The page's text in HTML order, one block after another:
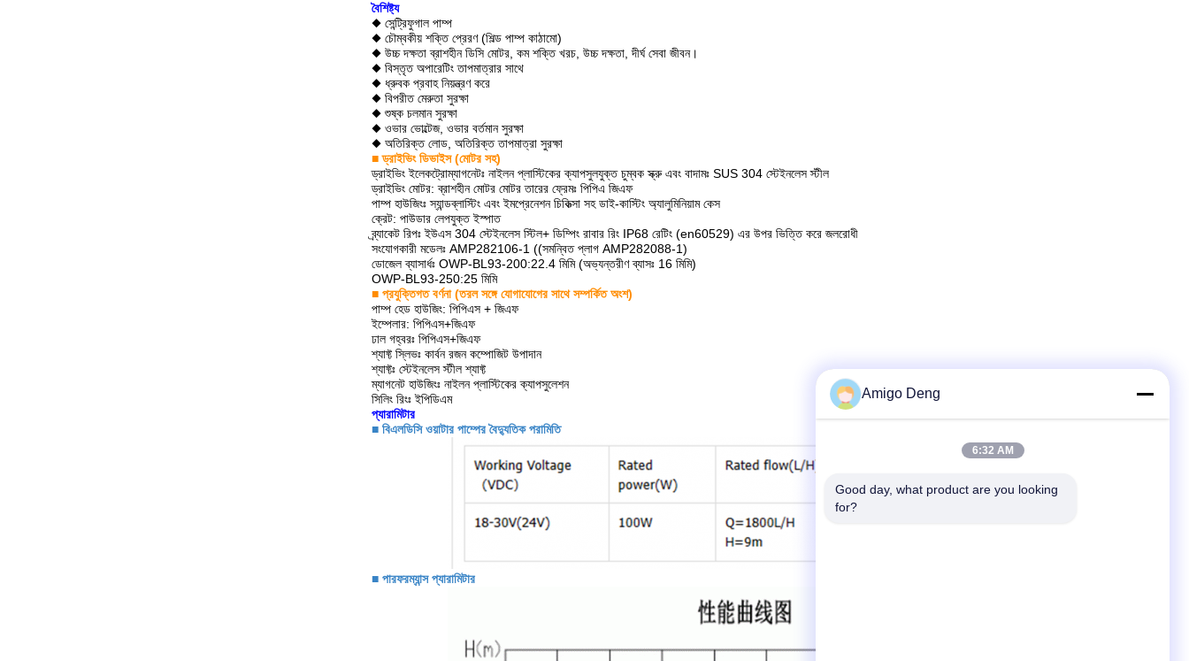
বৈশিষ্ট্য
◆ সেন্ট্রিফুগাল পাম্প
◆ চৌম্বকীয় শক্তি প্রেরণ (শিল্ড পাম্প কাঠামো)
◆ উচ্চ দক্ষতা ব্রাশহীন ডিসি মোটর, কম শক্তি খরচ, উচ্চ দক্ষতা, দীর্ঘ সেবা জীবন।
◆ বিস্তৃত অপারেটিং তাপমাত্রার সাথে
◆ ধ্রুবক প্রবাহ নিয়ন্ত্রণ করে
◆ বিপরীত মেরুতা সুরক্ষা
◆ শুষ্ক চলমান সুরক্ষা
◆ ওভার ভোল্টেজ, ওভার বর্তমান সুরক্ষা
◆ অতিরিক্ত লোড, অতিরিক্ত তাপমাত্রা সুরক্ষা
■ ড্রাইভিং ডিভাইস (মোটর সহ)
ড্রাইভিং ইলেকট্রোম্যাগনেটঃ নাইলন প্লাস্টিকের ক্যাপসুলযুক্ত চুম্বক স্ক্রু এবং বাদামঃ SUS 304 স্টেইনলেস স্টীল
ড্রাইভিং মোটর: ব্রাশহীন মোটর মোটর তারের ফ্রেমঃ পিপিএ জিএফ
পাম্প হাউজিংঃ স্যান্ডব্লাস্টিং এবং ইমপ্রেনেশন চিকিত্সা সহ ডাই-কাস্টিং অ্যালুমিনিয়াম কেস
ক্রেট: পাউডার লেপযুক্ত ইস্পাত
ব্র্যাকেট রিপঃ ইউএস 304 স্টেইনলেস স্টিল+ ডিম্পিং রাবার রিং IP68 রেটিং (en60529) এর উপর ভিত্তি করে জলরোধী
সংযোগকারী মডেলঃ AMP282106-1 ((সমন্বিত প্লাগ AMP282088-1)
ডোজেল ব্যাসার্ধঃ OWP-BL93-200:22.4 মিমি (অভ্যন্তরীণ ব্যাসঃ 16 মিমি)
OWP-BL93-250:25 মিমি
■ প্রযুক্তিগত বর্ণনা (তরল সঙ্গে যোগাযোগের সাথে সম্পর্কিত অংশ)
পাম্প হেড হাউজিং: পিপিএস + জিএফ
ইম্পেলার: পিপিএস+জিএফ
ঢাল গহ্বরঃ পিপিএস+জিএফ
শ্যাফ্ট স্লিভঃ কার্বন রজন কম্পোজিট উপাদান
শ্যাফ্টঃ স্টেইনলেস স্টীল শ্যাফ্ট
ম্যাগনেট হাউজিংঃ নাইলন প্লাস্টিকের ক্যাপসুলেশন
সিলিং রিংঃ ইপিডিএম
প্যারামিটার
■ বিএলডিসি ওয়াটার পাম্পের বৈদ্যুতিক পরামিতি
■ পারফরম্যান্স প্যারামিটার
Amigo Deng
6:32 AM
Good day, what product are you looking
for?